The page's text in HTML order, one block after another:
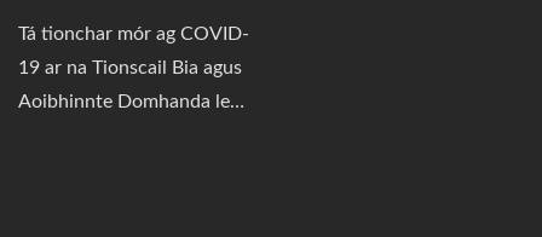
Tá tionchar mór ag COVID-
19 ar na Tionscail Bia agus
Aoibhinnte Domhanda le